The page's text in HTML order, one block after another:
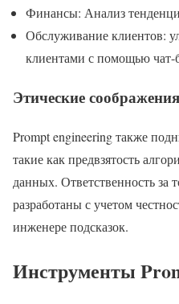
Финансы: Анализ
Обслуживание клиентов:
клиентами с помощью чат-
Этические соображения
Prompt engineering также
такие как предвзятость
данных. Ответственность за
разработаны с учетом
инженере подсказок.
Инструменты